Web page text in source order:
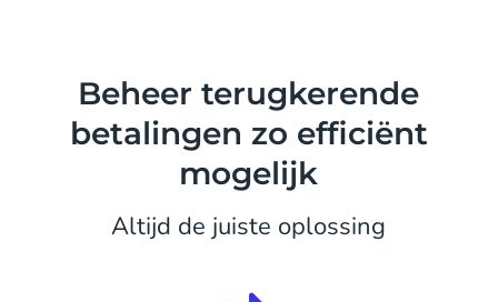
Beheer terugkerende
betalingen zo efficiënt
mogelijk
Altijd de juiste oplossing